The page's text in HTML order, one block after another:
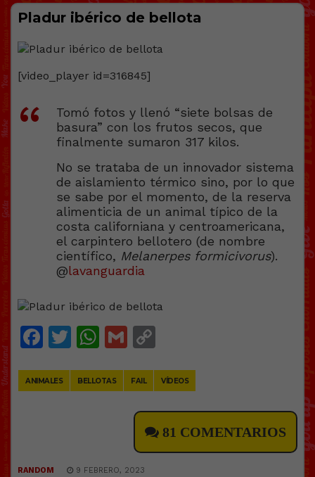
Pladur ibérico de bellota
[video_player id=316845]
Tomó fotos y llenó “siete bolsas de
basura” con los frutos secos, que
finalmente sumaron 317 kilos.
No se trataba de un innovador sistema
de aislamiento térmico sino, por lo que
se sabe por el momento, de la reserva
alimenticia de un animal típico de la
costa californiana y centroamericana,
el carpintero bellotero (de nombre
científico, Melanerpes formicivorus).
@lavanguardia
Facebook
Twitter
WhatsApp
Gmail
ANIMALES BELLOTAS FAIL VÍDEOS
81 COMENTARIOS
RANDOM 9 FEBRERO, 2023